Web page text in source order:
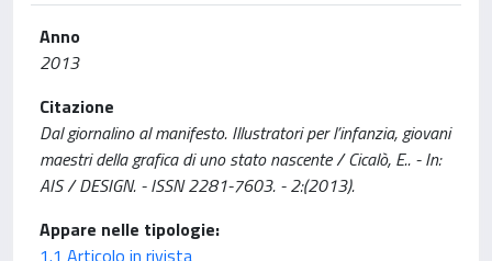
Anno
2013
Citazione
Dal giornalino al manifesto. Illustratori per l’infanzia, giovani
maestri della grafica di uno stato nascente / Cicalò, E.. - In:
AIS / DESIGN. - ISSN 2281-7603. - 2:(2013).
Appare nelle tipologie:
1.1 Articolo in rivista